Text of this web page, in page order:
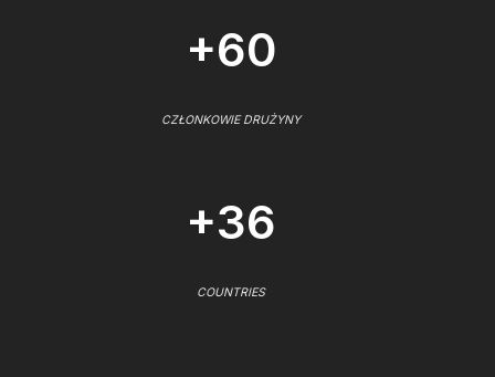
+60
CZŁONKOWIE DRUŻYNY
+36
COUNTRIES